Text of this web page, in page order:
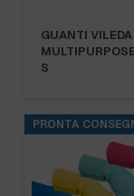
GUANTI VILEDA
S
PRONTA